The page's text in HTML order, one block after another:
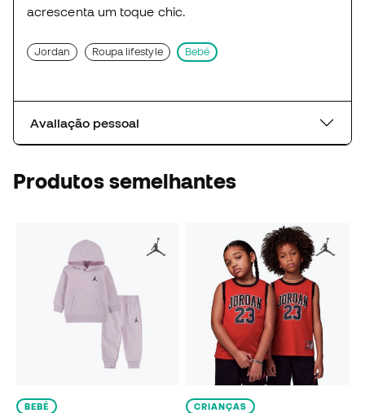
acrescenta um toque chic.
Jordan Roupa lifestyle Bebé
Avaliação pessoal
Produtos semelhantes
BEBÉ CRIANÇAS